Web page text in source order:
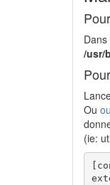
/usr/
Ou
(ie: